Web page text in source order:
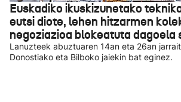
Euskadiko ikuskizunetako
eutsi diote, lehen hitzarmen
negoziazioa blokeatuta dagoela
Lanuzteek abuztuaren 14an eta 26an
Donostiako eta Bilboko jaiekin bat eginez.